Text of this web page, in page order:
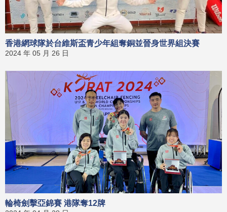
香港網球隊於台維斯盃青少年組奪銅並晉身世界組決賽
2024 年 05 月 26 日
輪椅劍擊亞錦賽 港隊奪12牌